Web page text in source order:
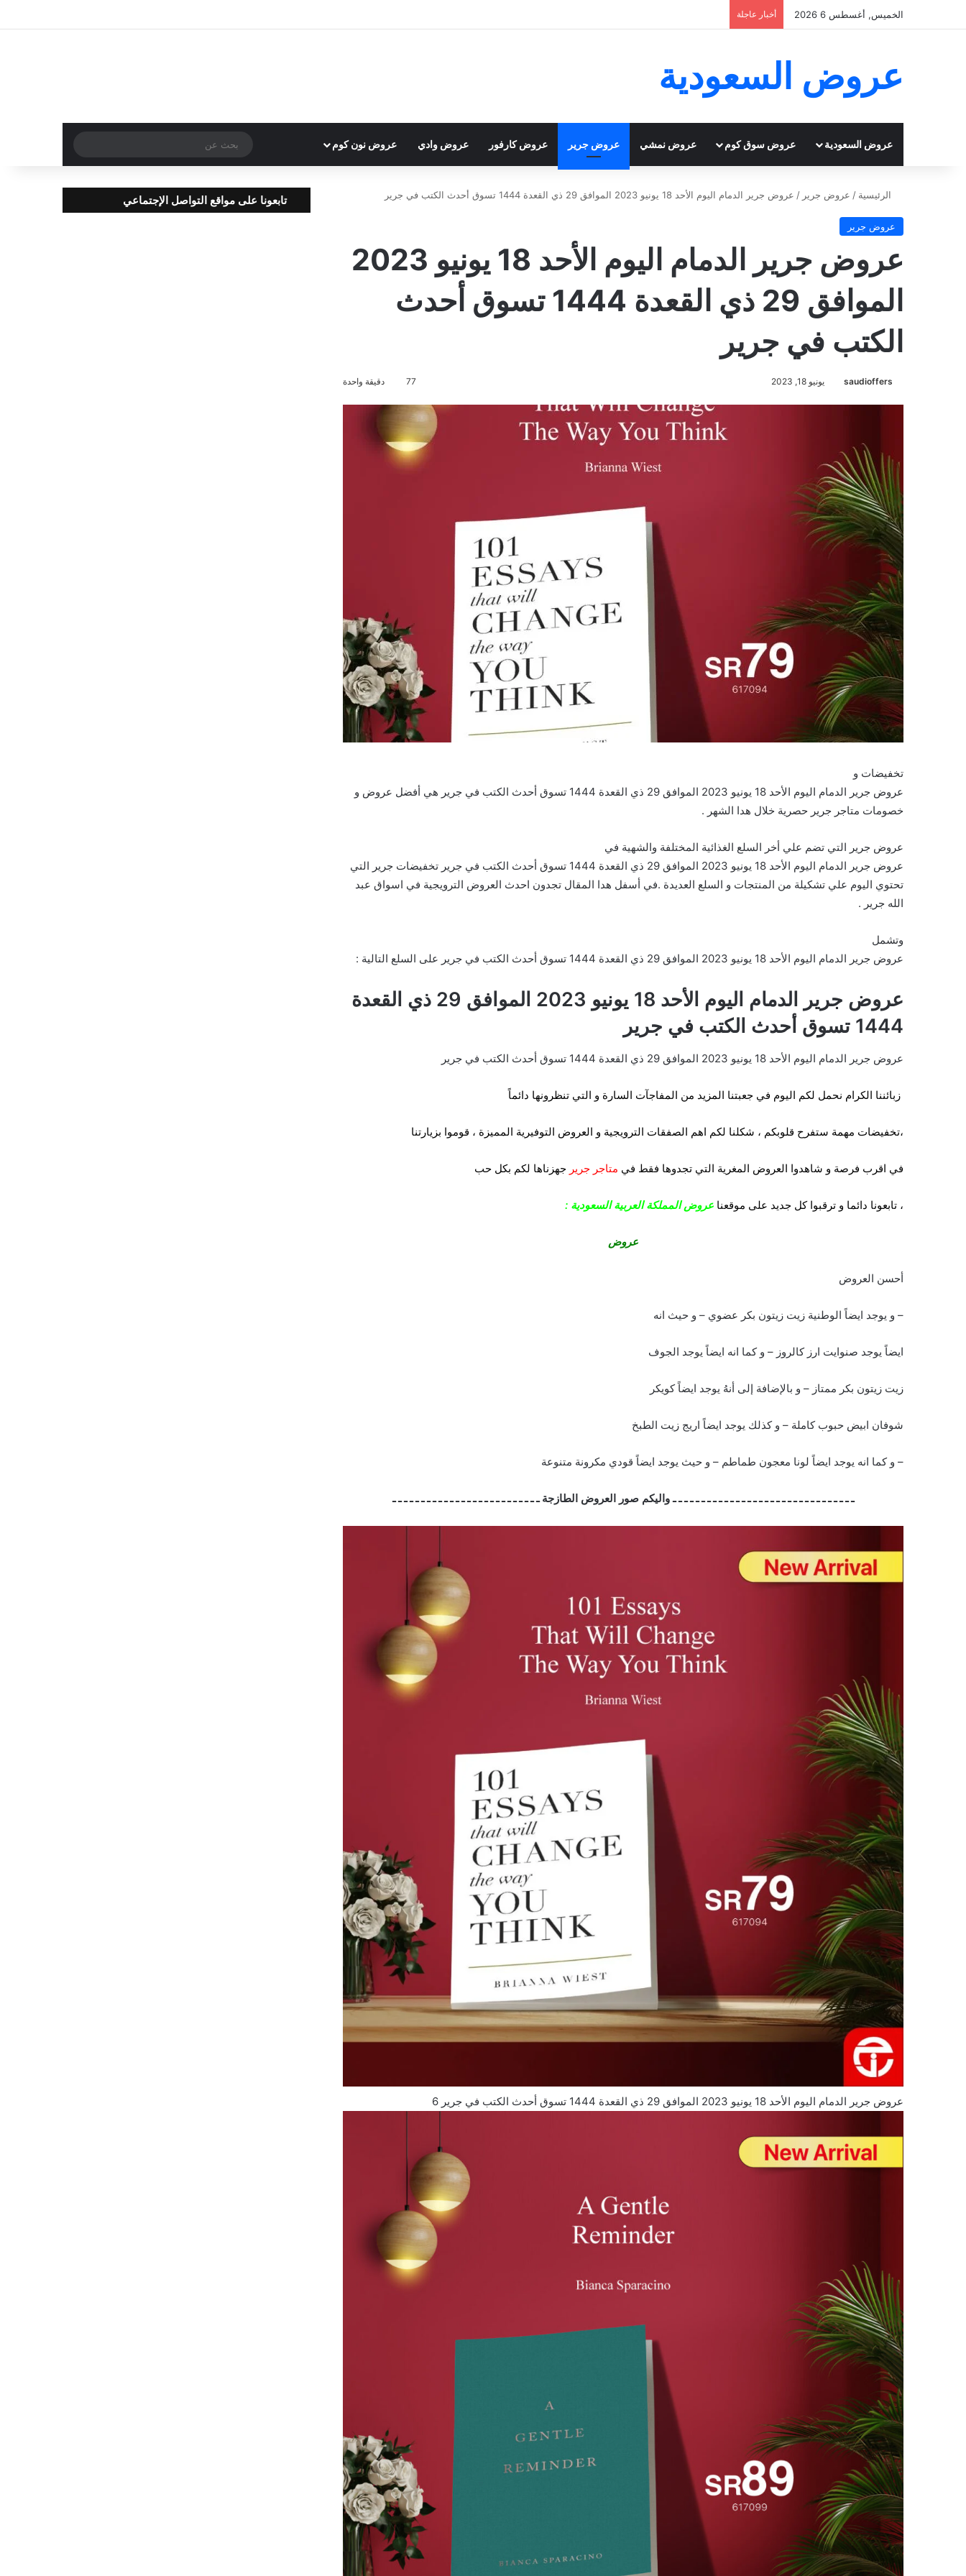
الخميس, أغسطس 6 2026 أخبار عاجلة
عروض السعودية
عروض السعودية عروض سوق كوم عروض نمشي عروض جرير عروض كارفور عروض وادي عروض نون كوم
عن
الرئيسية / عروض جرير / عروض جرير الدمام اليوم الأحد 18 يونيو 2023 الموافق 29 ذي القعدة 1444 تسوق أحدث الكتب في جرير
عروض جرير
عروض جرير الدمام اليوم الأحد 18 يونيو 2023
الموافق 29 ذي القعدة 1444 تسوق أحدث
الكتب في جرير
saudioffers يونيو 18, 2023 77 دقيقة واحدة
تخفيضات و
عروض جرير الدمام اليوم الأحد 18 يونيو 2023 الموافق 29 ذي القعدة 1444 تسوق أحدث الكتب في جرير هي أفضل عروض و
خصومات متاجر جرير حصرية خلال هدا الشهر .
عروض جرير التي تضم علي أخر السلع الغذائية المختلفة والشهية في
عروض جرير الدمام اليوم الأحد 18 يونيو 2023 الموافق 29 ذي القعدة 1444 تسوق أحدث الكتب في جرير تخفيضات جرير التي
تحتوي اليوم علي تشكيلة من المنتجات و السلع العديدة .في أسفل هدا المقال تجدون احدث العروض الترويجية في اسواق عبد
الله جرير .
وتشمل
عروض جرير الدمام اليوم الأحد 18 يونيو 2023 الموافق 29 ذي القعدة 1444 تسوق أحدث الكتب في جرير على السلع التالية :
عروض جرير الدمام اليوم الأحد 18 يونيو 2023 الموافق 29 ذي القعدة
1444 تسوق أحدث الكتب في جرير
عروض جرير الدمام اليوم الأحد 18 يونيو 2023 الموافق 29 ذي القعدة 1444 تسوق أحدث الكتب في جرير
زبائننا الكرام نحمل لكم اليوم في جعبتنا المزيد من المفاجآت السارة و التي تنظرونها دائماً
،تخفيضات مهمة ستفرح قلوبكم ، شكلنا لكم اهم الصفقات الترويجية و العروض التوفيرية المميزة ، قوموا بزيارتنا
في اقرب فرصة و شاهدوا العروض المغرية التي تجدوها فقط في متاجر جرير جهزناها لكم بكل حب
، تابعونا دائما و ترقبوا كل جديد على موقعنا عروض المملكة العربية السعودية :
عروض
أحسن العروض
– و يوجد ايضاً الوطنية زيت زيتون بكر عضوي – و حيث انه
ايضاً يوجد صنوايت ارز كالروز – و كما انه ايضاً يوجد الجوف
زيت زيتون بكر ممتاز – و بالإضافة إلى أنهُ يوجد ايضاً كويكر
شوفان ابيض حبوب كاملة – و كذلك يوجد ايضاً اريج زيت الطبخ
– و كما انه يوجد ايضاً لونا معجون طماطم – و حيث يوجد ايضاً قودي مكرونة متنوعة
ـ ـ ـ ـ ـ ـ ـ ـ ـ ـ ـ ـ ـ ـ ـ ـ ـ ـ ـ ـ ـ ـ ـ ـ ـ ـ ـ ـ ـ ـ ـ ـ واليكم صور العروض الطازجة ـ ـ ـ ـ ـ ـ ـ ـ ـ ـ ـ ـ ـ ـ ـ ـ ـ ـ ـ ـ ـ ـ ـ ـ ـ ـ
عروض جرير الدمام اليوم الأحد 18 يونيو 2023 الموافق 29 ذي القعدة 1444 تسوق أحدث الكتب في جرير 6
تابعونا على مواقع التواصل الإجتماعي